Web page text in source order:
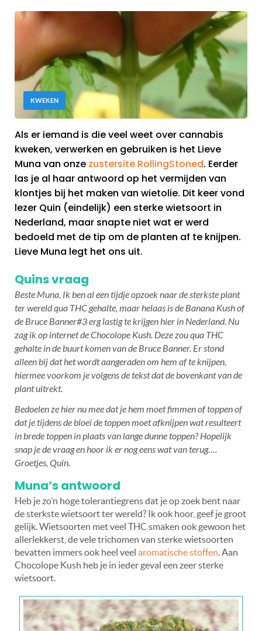
KWEKEN
Als er iemand is die veel weet over cannabis
kweken, verwerken en gebruiken is het Lieve
Muna van onze zustersite RollingStoned. Eerder
las je al haar antwoord op het vermijden van
klontjes bij het maken van wietolie. Dit keer vond
lezer Quin (eindelijk) een sterke wietsoort in
Nederland, maar snapte niet wat er werd
bedoeld met de tip om de planten af te knijpen.
Lieve Muna legt het ons uit.
Quins vraag
Beste Muna, Ik ben al een tijdje opzoek naar de sterkste plant
ter wereld qua THC gehalte, maar helaas is de Banana Kush of
de Bruce Banner#3 erg lastig te krijgen hier in Nederland. Nu
zag ik op internet de Chocolope Kush. Deze zou qua THC
gehalte in de buurt komen van de Bruce Banner. Er stond
alleen bij dat het wordt aangeraden om hem af te knijpen,
hiermee voorkom je volgens de tekst dat de bovenkant van de
plant uitrekt.
Bedoelen ze hier nu mee dat je hem moet fimmen of toppen of
dat je tijdens de bloei de toppen moet afknijpen wat resulteert
in brede toppen in plaats van lange dunne toppen? Hopelijk
snap je de vraag en hoor ik er nog eens wat van terug….
Groetjes, Quin.
Muna’s antwoord
Heb je zo’n hoge tolerantiegrens dat je op zoek bent naar
de sterkste wietsoort ter wereld? Ik ook hoor, geef je groot
gelijk. Wietsoorten met veel THC smaken ook gewoon het
allerlekkerst, de vele trichomen van sterke wietsoorten
bevatten immers ook heel veel aromatische stoffen. Aan
Chocolope Kush heb je in ieder geval een zeer sterke
wietsoort.